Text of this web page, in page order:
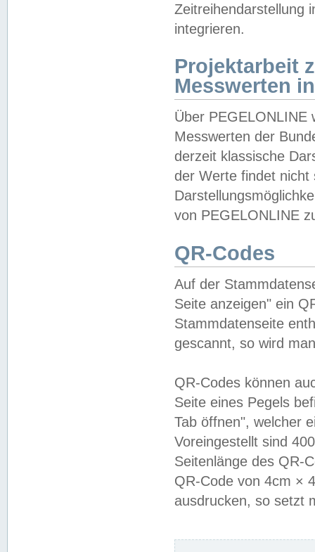
Zeitreihendarstellung
integrieren.
Projektarbeit
Messwerten
Über PEGELONLINE
Messwerten der
derzeit klassische
der Werte findet
von PEGELONLINE
QR-Codes
Auf der
Seite anzeigen" ein
Stammdatenseite
gescannt, so wird
QR-Codes können
Seite eines Pegels
Tab öffnen", welcher
Voreingestellt sind
Seitenlänge des QR-
QR-Code von 4cm ×
ausdrucken, so setzt